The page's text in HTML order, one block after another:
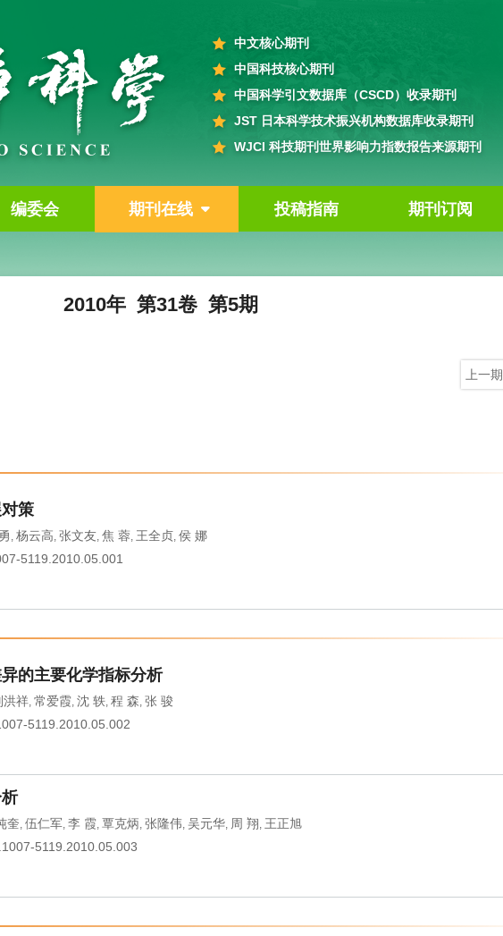
中文核心期刊
中国科技核心期刊
中国科学引文数据库（CSCD）收录期刊
JST 日本科学技术振兴机构数据库收录期刊
WJCI 科技期刊世界影响力指数报告来源期刊
编委会 期刊在线 投稿指南 期刊订阅
2010年 第31卷 第5期
上一期
策
, 杨云高, 张文友, 焦 蓉, 王全贞, 侯 娜
5119.2010.05.001
的主要化学指标分析
洪祥, 常爱霞, 沈 轶, 程 森, 张 骏
5119.2010.05.002
奎, 伍仁军, 李 霞, 覃克炳, 张隆伟, 吴元华, 周 翔, 王正旭
5119.2010.05.003